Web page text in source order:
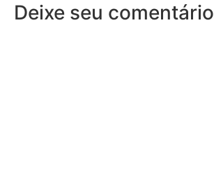
Deixe seu comentário